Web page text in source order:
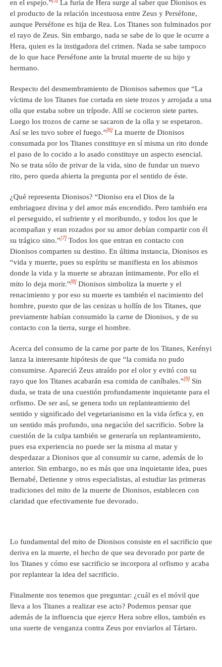
en el espejo.”
La furia de Hera surge al saber que Dionisos es
el producto de la relación incestuosa entre Zeus y Perséfone,
aunque Perséfone es hija de Rea. Los Titanes son fulminados por
el rayo de Zeus. Sin embargo, nada se sabe de lo que le ocurre a
Hera, quien es la instigadora del crimen. Nada se sabe tampoco
de lo que hace Perséfone ante la brutal muerte de su hijo y
hermano.
Respecto del desmembramiento de Dionisos sabemos que “La
víctima de los Titanes fue cortada en siete trozos y arrojada a una
olla que estaba sobre un trípode. Allí se cocieron siete partes.
Luego los trozos de carne se sacaron de la olla y se espetaron.
Así se les tuvo sobre el fuego.”[6] La muerte de Dionisos
consumada por los Titanes constituye en sí misma un rito donde
el paso de lo cocido a lo asado constituye un aspecto esencial.
No se trata sólo de privar de la vida, sino de fundar un nuevo
rito, pero queda abierta la pregunta por el sentido de éste.
¿Qué representa Dionisos? “Dioniso era el Dios de la
embriaguez divina y del amor más encendido. Pero también era
el perseguido, el sufriente y el moribundo, y todos los que le
acompañan y eran rozados por su amor debían compartir con él
su trágico sino.”[7] Todos los que entran en contacto con
Dionisos comparten su destino. En última instancia, Dionisos es
“vida y muerte, pues su espíritu se manifiesta en los abismos
donde la vida y la muerte se abrazan íntimamente. Por ello el
mito lo deja morir.”[8] Dionisos simboliza la muerte y el
renacimiento y por eso su muerte es también el nacimiento del
hombre, puesto que de las cenizas u hollín de los Titanes, que
previamente habían consumido la carne de Dionisos, y de su
contacto con la tierra, surge el hombre.
Acerca del consumo de la carne por parte de los Titanes, Kerényi
lanza la interesante hipótesis de que “la comida no pudo
consumirse. Apareció Zeus atraído por el olor y evitó con su
rayo que los Titanes acabarán esa comida de caníbales.”[9] Sin
duda, se trata de una cuestión profundamente inquietante para el
orfismo. De ser así, se genera todo un replanteamiento del
sentido y significado del vegetarianismo en la vida órfica y, en
un sentido más profundo, una negación del sacrificio. Sobre la
cuestión de la culpa también se generaría un replanteamiento,
pues esa experiencia no puede ser la misma al matar y
despedazar a Dionisos que al consumir su carne, además de lo
anterior. Sin embargo, no es más que una inquietante idea, pues
Bernabé, Detienne y otros especialistas, al estudiar las primeras
tradiciones del mito de la muerte de Dionisos, establecen con
claridad que efectivamente fue devorado.
Lo fundamental del mito de Dionisos consiste en el sacrificio que
deriva en la muerte, el hecho de que sea devorado por parte de
los Titanes y cómo ese sacrificio se incorpora al orfismo y acaba
por replantear la idea del sacrificio.
Finalmente nos tenemos que preguntar: ¿cuál es el móvil que
lleva a los Titanes a realizar ese acto? Podemos pensar que
además de la influencia que ejerce Hera sobre ellos, también es
una suerte de venganza contra Zeus por enviarlos al Tártaro.